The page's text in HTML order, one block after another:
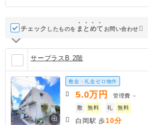
チェック したものを ま と めて お問い合わせ
サープラスB 2階
敷金・礼金ゼロ物件
5.0万円 管理費 －
敷
無料 礼 無料
白岡駅 歩10分